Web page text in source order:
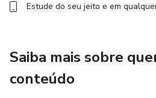
Estude do seu jeito e em
Saiba mais sobre
conteúdo